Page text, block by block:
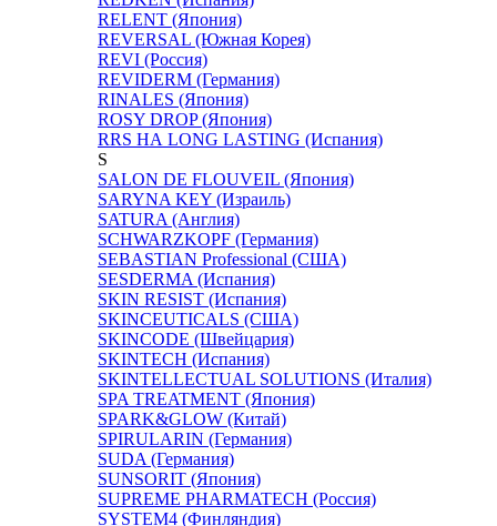
RELENT (Япония)
REVERSAL (Южная Корея)
REVI (Россия)
REVIDERM (Германия)
RINALES (Япония)
ROSY DROP (Япония)
RRS НА LONG LASTING (Испания)
S
SALON DE FLOUVEIL (Япония)
SARYNA KEY (Израиль)
SATURA (Англия)
SCHWARZKOPF (Германия)
SEBASTIAN Professional (США)
SESDERMA (Испания)
SKIN RESIST (Испания)
SKINCEUTICALS (США)
SKINCODE (Швейцария)
SKINTECH (Испания)
SKINTELLECTUAL SOLUTIONS (Италия)
SPA TREATMENT (Япония)
SPARK&GLOW (Китай)
SPIRULARIN (Германия)
SUDA (Германия)
SUNSORIT (Япония)
SUPREME PHARMATECH (Россия)
SYSTEM4 (Финляндия)